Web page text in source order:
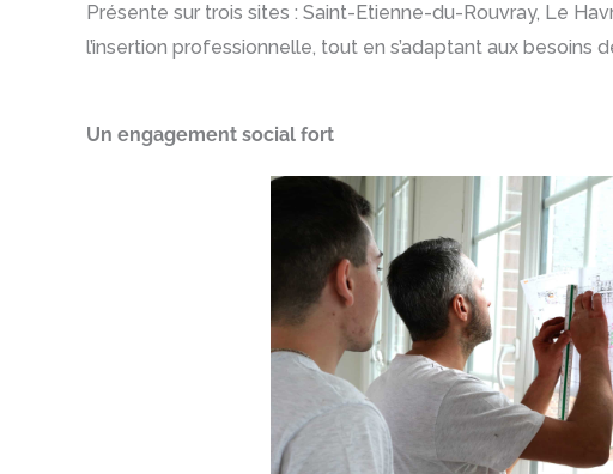
Présente sur trois sites : Saint-Etienne-du-Rouvray, Le
l’insertion professionnelle, tout en s’adaptant aux
Un engagement social fort